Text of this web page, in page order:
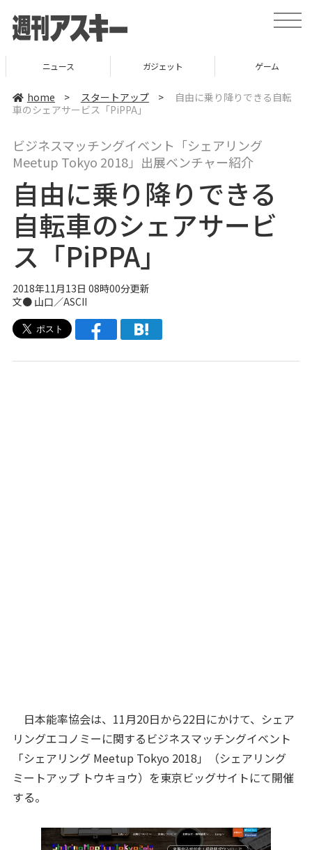
t
o
v
ニュース ガジェット ゲーム
home > スタートアップ >
自由に乗り降りできる自転
車のシェアサービス「PiPPA」
ビジネスマッチングイベント「シェアリング
Meetup Tokyo 2018」出展ベンチャー紹介
自由に乗り降りできる
自転車のシェアサービ
ス「PiPPA」
2018年11月13日 08時00分更新
文● 山口／ASCII
日本能率協会は、11月20日から22日にかけて、シェア
リングエコノミーに関するビジネスマッチングイベント
「シェアリング Meetup Tokyo 2018」（シェアリング
ミートアップ トウキョウ）を東京ビッグサイトにて開催
する。